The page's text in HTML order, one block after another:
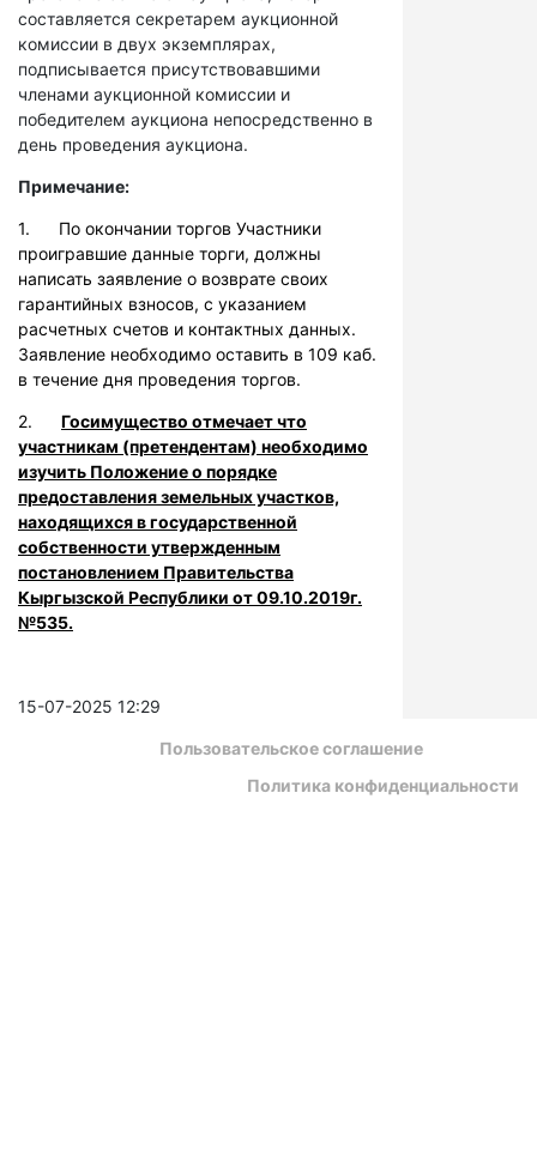
составляется секретарем аукционной
комиссии в двух экземплярах,
подписывается присутствовавшими
членами аукционной комиссии и
победителем аукциона непосредственно в
день проведения аукциона.
Примечание:
1. По окончании торгов Участники
проигравшие данные торги, должны
написать заявление о возврате своих
гарантийных взносов, с указанием
расчетных счетов и контактных данных.
Заявление необходимо оставить в 109 каб.
в течение дня проведения торгов.
2. Госимущество отмечает что
участникам (претендентам) необходимо
изучить Положение о порядке
предоставления земельных участков,
находящихся в государственной
собственности утвержденным
постановлением Правительства
Кыргызской Республики от 09.10.2019г.
№535.
15-07-2025 12:29
Пользовательское соглашение
Политика конфиденциальности